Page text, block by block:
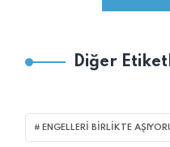
Diğer
ENGELLERI BIRLIKTE